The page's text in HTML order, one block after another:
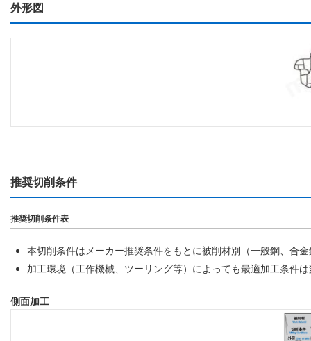
外形図
推奨切削条件
推奨切削条件表
本切削条件はメーカー推奨条件をもとに被削材別（一般鋼、合
加工環境（工作機械、ツーリング等）によっても最適加工条件
側面加工